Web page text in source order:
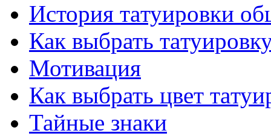
История тaтуировки
Как выбрать
Мотивация
Как выбрать цвет
Тайные знаки